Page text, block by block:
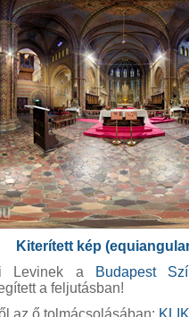
Kiterített kép
Levinek a
Budapest
a feljutásban!
az ő tolmácsolásában: